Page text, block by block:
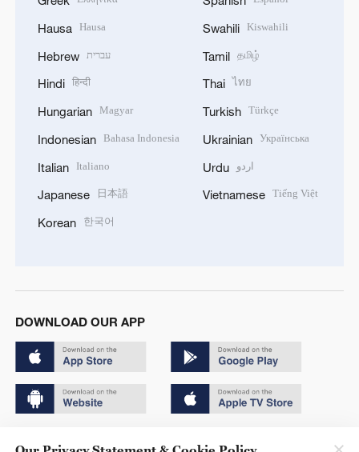
Hausa Hausa
Hebrew עברית
Hindi हिन्दी
Hungarian Magyar
Indonesian Bahasa Indonesia
Italian Italiano
Japanese 日本語
Korean 한국어
Swahili Kiswahili
Tamil தமிழ்
Thai ไทย
Turkish Türkçe
Ukrainian Українська
Urdu اردو
Vietnamese Tiếng Việt
DOWNLOAD OUR APP